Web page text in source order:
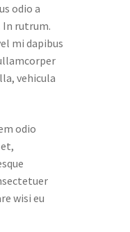
odio a
In rutrum.
mi dapibus
vehicula
odio
wisi eu